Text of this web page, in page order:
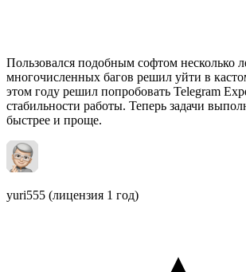
Пользовался подобным софтом несколько
многочисленных багов решил уйти в
этом году решил попробовать Telegram
стабильности работы. Теперь задачи
быстрее и проще.
yuri555 (лицензия 1 год)